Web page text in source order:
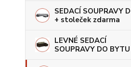
SEDACÍ SOUPRAVY
+ stoleček zdarma
LEVNÉ SEDACÍ
SOUPRAVY DO BYTU